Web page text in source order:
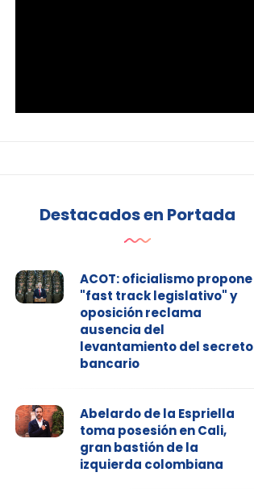
Destacados en Portada
ACOT: oficialismo propone
"fast track legislativo" y
oposición reclama
ausencia del
levantamiento del secreto
bancario
Abelardo de la Espriella
toma posesión en Cali,
gran bastión de la
izquierda colombiana